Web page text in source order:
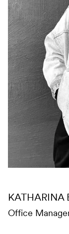
KATHARINA
Office